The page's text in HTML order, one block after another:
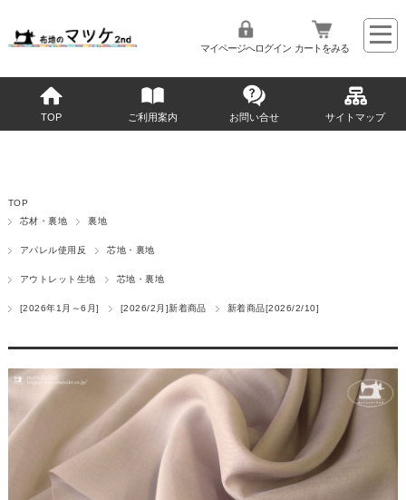
マイページへログイン カートをみる
TOP ご利用案内 お問い合せ サイトマップ
TOP
芯材・裏地
裏地
アパレル使用反 芯地・裏地
アウトレット生地 芯地・裏地
[2026年1月～6月] [2026/2月]新着商品 新着商品[2026/2/10]